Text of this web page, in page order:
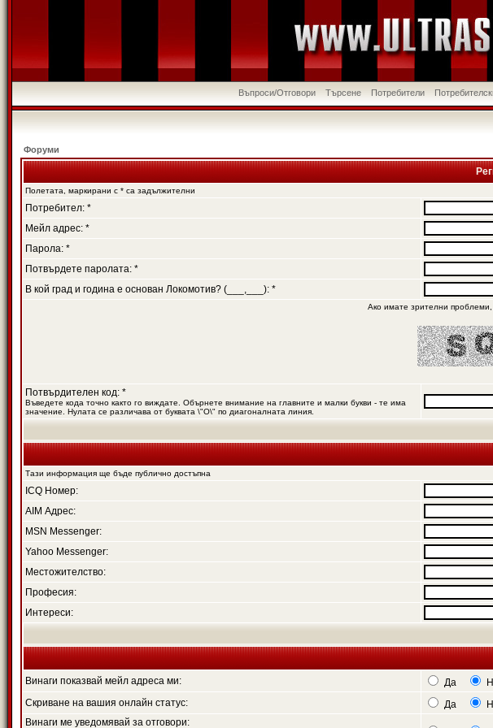
Въпроси/Отговори Търсене Потребители
Форуми
Полетата, маркирани с * са задължителни
Потребител: *
Мейл адрес: *
Парола: *
Потвърдете паролата: *
В кой град и година е основан Локомотив? (___,___): *
Ако имате зрителни
Потвърдителен код: *
Въведете кода точно както го виждате. Обърнете внимание на главните и малки букви - те има
значение. Нулата се различава от буквата \"O\" по диагоналната линия.
Тази информация ще бъде публично достъпна
ICQ Номер:
AIM Адрес:
MSN Messenger:
Yahoo Messenger:
Местожителство:
Професия:
Интереси:
Винаги показвай мейл адреса ми: Да
Скриване на вашия онлайн статус:
Да
Винаги ме уведомявай за отговори: